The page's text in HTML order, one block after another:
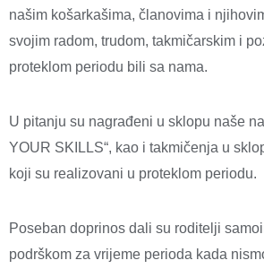
našim košarkašima, članovima i
svojim radom, trudom, takmičarskim i
proteklom periodu bili sa nama.
U pitanju su nagrađeni u sklopu naše
YOUR SKILLS“, kao i takmičenja u
koji su realizovani u proteklom periodu.
Poseban doprinos dali su roditelji
podrškom za vrijeme perioda kada